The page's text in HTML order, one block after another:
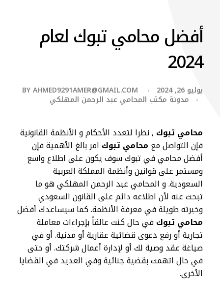
أفضل محامي تبوك لعام
2024
يوليو 26, 2024 BYAHMED9291AMER@GMAIL.COM
مدونة مكتب المحامي عبد الرحمن المهلكي
محامي تبوك , نظرا لتعدد الأحكام و الأنظمة القانونية
فإن التواصل مع محامي تبوك امر بالغ الأهمية فإن
أفضل محامي في تبوك سوف يكون على اطلاع واسع
ومستمر على قوانين وأنظمة المملكة العربية
السعودية. و المحامي عبد الرحمن المهلكي هو ما
تبحث عنه لأن اطلاعه دائم على القانون السعودي
وخبرته طويلة في معرفة الأنظمة. كما سيساعدك أفضل
محامي تبوكفي حال كنت عالقاً بإجراءات معاملة
تجارية أو رفع دعوى قضائية عقارية أو مدنية. أو في
صياغة عقد وصية لك أو لإدارة أعمال شركتك. أو حتى
في حال اتهمت بقضية جنائية وفي العديد في القضايا
الأخرى.